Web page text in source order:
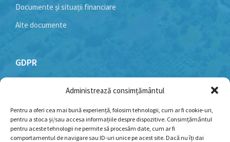
Administrează consimțământul
Pentru a oferi cea mai bună experiență, folosim tehnologii, cum ar fi cookie-uri,
pentru a stoca și/sau accesa informațiile despre dispozitive. Consimțământul
pentru aceste tehnologii ne permite să procesăm date, cum ar fi
comportamentul de navigare sau ID-uri unice pe acest site. Dacă nu îți dai
Documente și situații financiare
Alte documente
GDPR
Politică cookie-uri
Politica de confidențialitate
Termeni și condiții